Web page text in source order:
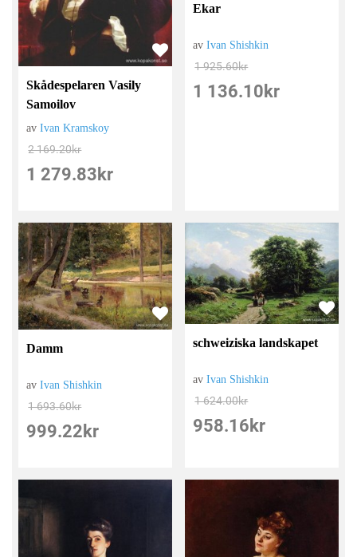
Skådespelaren Vasily
Samoilov
avIvan Kramskoy
2 169.20kr
1 279.83 kr
Ekar
avIvan Shishkin
1 925.60kr
1 136.10 kr
Damm
avIvan Shishkin
1 693.60kr
999.22 kr
schweiziska landskapet
avIvan Shishkin
1 624.00kr
958.16 kr